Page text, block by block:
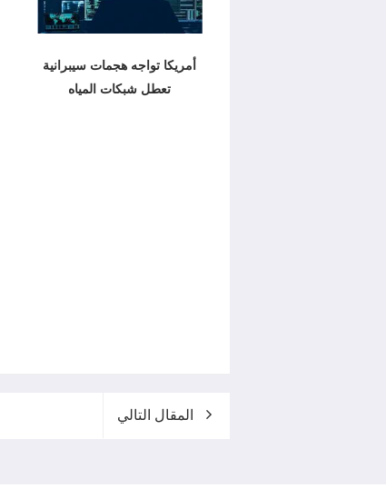
أمريكا تواجه هجمات سيبرانية
تعطل شبكات المياه
المقال التالي